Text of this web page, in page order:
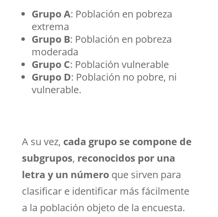
Grupo A: Población en pobreza
extrema
Grupo B: Población en pobreza
moderada
Grupo C: Población vulnerable
Grupo D: Población no pobre, ni
vulnerable.
A su vez, cada grupo se compone de
subgrupos, reconocidos por una
letra y un númeroque sirven para
clasificar e identificar más fácilmente
a la población objeto de la encuesta.